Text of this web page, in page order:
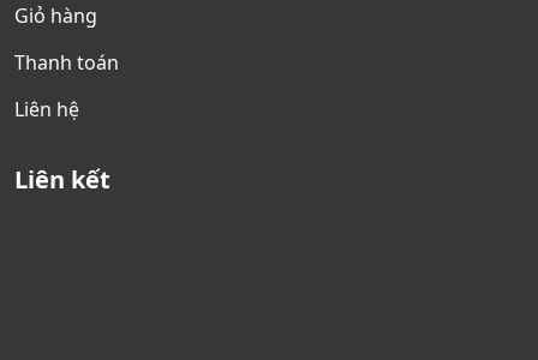
Giỏ hàng
Thanh toán
Liên hệ
Liên kết